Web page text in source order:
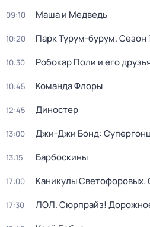
09:10 Маша и Медведь
10:20 Парк Турум-бурум. Сезон
10:30 Робокар Поли и его
10:45 Команда Флоры
12:45 Диностер
13:00 Джи-Джи Бонд:
13:15 Барбоскины
17:00 Каникулы Светофоровых.
17:30 ЛОЛ. Сюрпрайз!